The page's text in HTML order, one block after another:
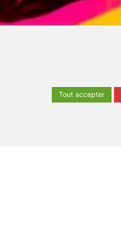
Tout accepter